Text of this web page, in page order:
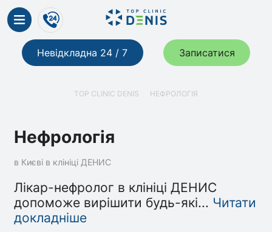
Невідкладна 24 / 7 Записатися
TOP CLINIC DENIS НЕФРОЛОГІЯ
Нефрологія
в Києві в клініці ДЕНИС
Лікар-нефролог в клініці ДЕНИС
допоможе вирішити будь-які... Читати
докладніше